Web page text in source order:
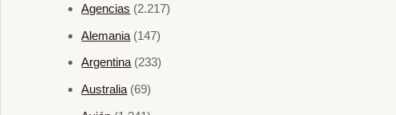
Agencias (2.217)
Alemania (147)
Argentina(233)
Australia (69)